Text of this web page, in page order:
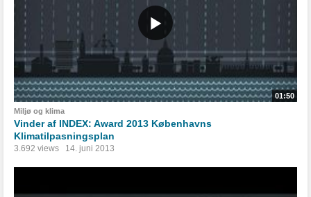
01:50
Miljø og klima
Vinder af INDEX: Award 2013 Københavns
Klimatilpasningsplan
3.692 views 14. juni 2013